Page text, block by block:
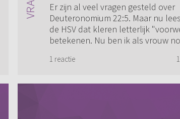
Er zijn al veel vragen gesteld over
Deuteronomium 22:5. Maar nu
de HSV dat kleren letterlijk
betekenen. Nu ben ik als vrouw
doe vee...
1 reactie